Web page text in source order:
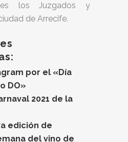
los Juzgados y
de Arrecife.
por el «Día
DO»
2021 de la
edición de
del vino de